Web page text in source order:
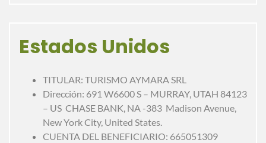
Estados Unidos
TITULAR: TURISMO AYMARA SRL
Dirección: 691 W6600 S – MURRAY, UTAH 84123
– US CHASE BANK, NA -383 Madison Avenue,
New York City, United States.
CUENTA DEL BENEFICIARIO: 665051309